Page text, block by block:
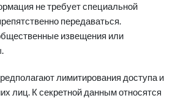
не требует специальной
передаваться.
извещения или
лимитирования доступа и
лиц. К секретной данным относятся